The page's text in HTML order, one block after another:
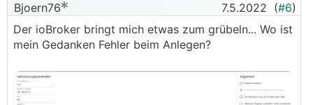
Bjoern76 7.5.2022 (#6)
Der ioBroker bringt mich etwas zum grübeln... Wo ist
mein Gedanken Fehler beim Anlegen?